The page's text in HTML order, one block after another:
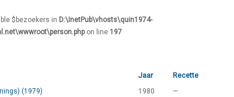
$bezoekers in D:\InetPub\vhosts\quin1974-
on line 197
Jaar Recette
(1979)
1980 —